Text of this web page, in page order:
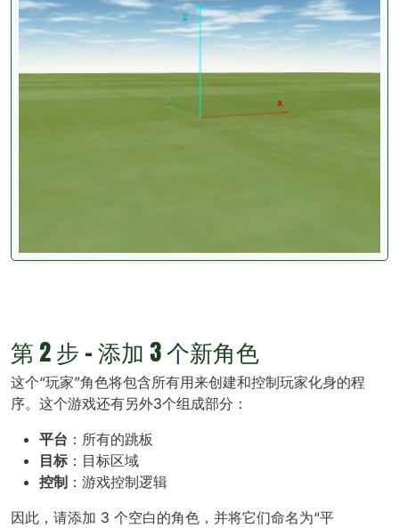
第 2 步 - 添加 3 个新角色
这个“玩家”角色将包含所有用来创建和控制玩家化身的程
序。这个游戏还有另外3个组成部分：
平台 ：所有的跳板
目标 ：目标区域
控制 ：游戏控制逻辑
因此，请添加 3 个空白的角色，并将它们命名为“平